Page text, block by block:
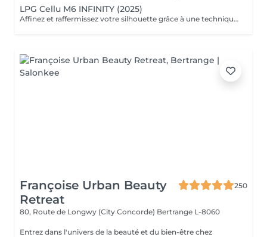
LPG Cellu M6 INFINITY (2025)
Affinez et raffermissez votre silhouette grâce à une technique de palper-rouler associée à un système d'aspiration. La dernière génération, le Cellu M6 INFINITY est un programme de soins basés sur la technique " Endermologie ", permettant de stimuler la circulation et les tissus de la peau en profondeur grâce à un système mécanique de palper-rouler. Associant confort et efficacité, cette technique, très proche d'un massage manuel, assouplit les tissus, améliore la circulation veineuse et lymphatique et permet une meilleure élimination des toxines. Les soins du corps Cellu M6 INFINITY permettent de : - déstocker les graisses - lisser la cellulite - raffermir la peau - retrouver des jambes légères
Françoise Urban Beauty
Retreat
250
80, Route de Longwy (City Concorde) Bertrange L-8060
Entrez dans l'univers de la beauté et du bien-être chez